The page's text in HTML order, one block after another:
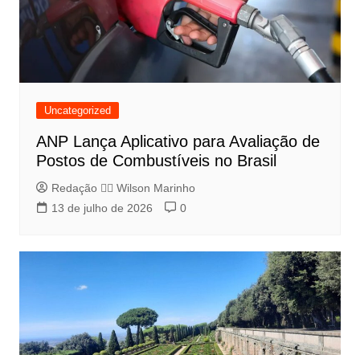
Uncategorized
ANP Lança Aplicativo para Avaliação de
Postos de Combustíveis no Brasil
Redação 👨‍⚖️​ Wilson Marinho
13 de julho de 2026
0